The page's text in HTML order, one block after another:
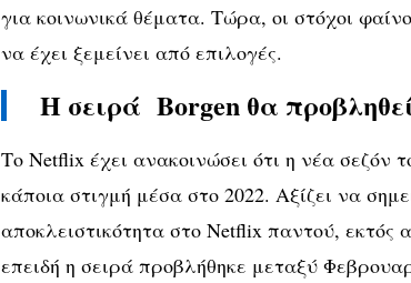
για κοινωνικά θέματα. Τώρα, οι στόχοι
να έχει ξεμείνει από επιλογές.
Η σειρά Borgen θα
Το Netflix έχει ανακοινώσει ότι η νέα σεζόν
κάποια στιγμή μέσα στο 2022. Αξίζει να
αποκλειστικότητα στο Netflix παντού, εκτός
επειδή η σειρά προβλήθηκε μεταξύ